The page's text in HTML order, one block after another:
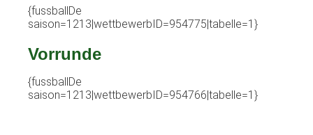
{fussballDe
saison=1213|wettbewerbID=954775|tabelle=1}
Vorrunde
{fussballDe
saison=1213|wettbewerbID=954766|tabelle=1}